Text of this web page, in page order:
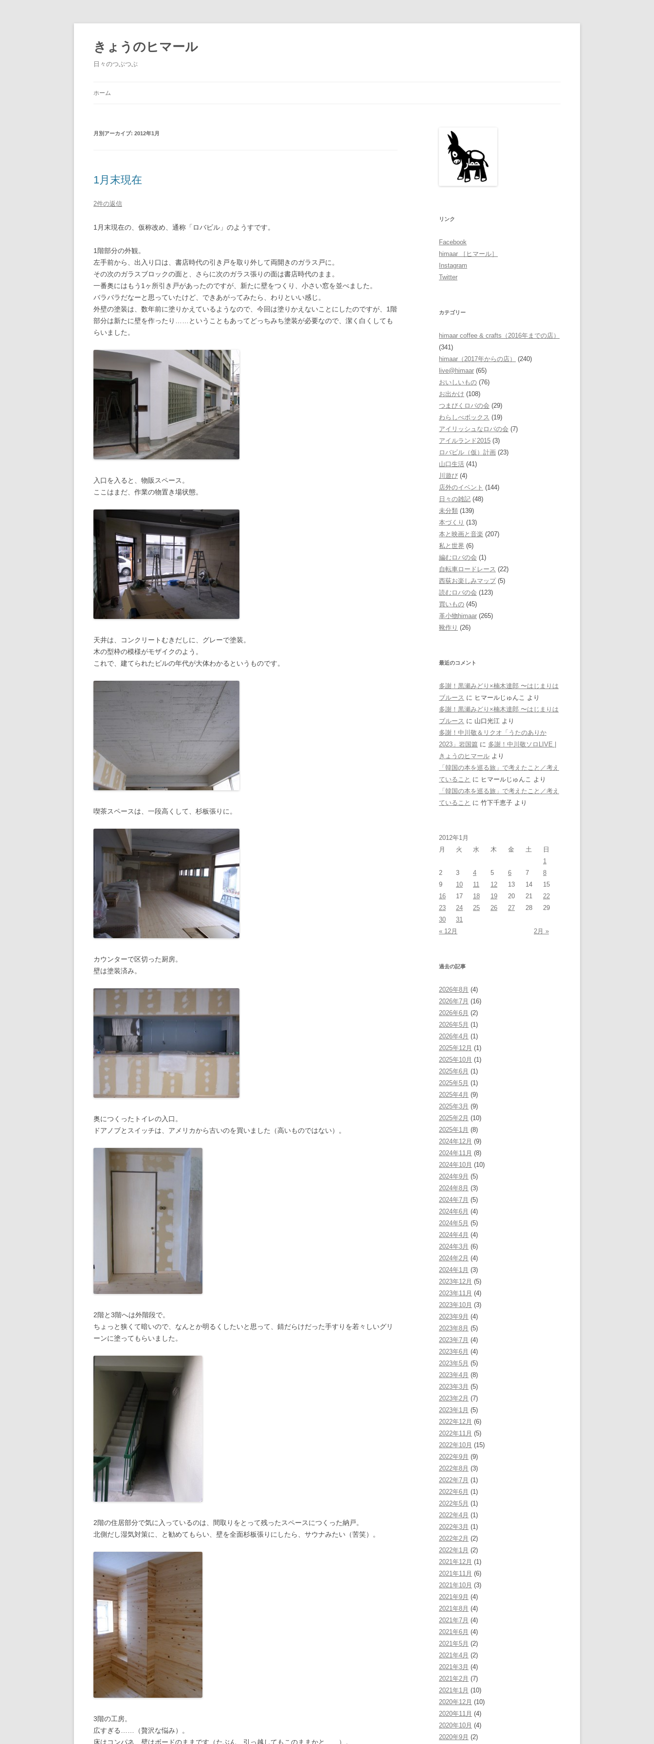
きょうのヒマール
日々のつぶつぶ
ホーム
月別アーカイブ: 2012年1月
1月末現在
2件の返信
1月末現在の、仮称改め、通称「ロバビル」のようすです。
1階部分の外観。
左手前から、出入り口は、書店時代の引き戸を取り外して両開きのガラス戸に。
その次のガラスブロックの面と、さらに次のガラス張りの面は書店時代のまま。
一番奥にはもう1ヶ所引き戸があったのですが、新たに壁をつくり、小さい窓を並べました。
バラバラだなーと思っていたけど、できあがってみたら、わりといい感じ。
外壁の塗装は、数年前に塗りかえているようなので、今回は塗りかえないことにしたのですが、1階
部分は新たに壁を作ったり……ということもあってどっちみち塗装が必要なので、潔く白くしても
らいました。
入口を入ると、物販スペース。
ここはまだ、作業の物置き場状態。
天井は、コンクリートむきだしに、グレーで塗装。
木の型枠の模様がモザイクのよう。
これで、建てられたビルの年代が大体わかるというものです。
喫茶スペースは、一段高くして、杉板張りに。
カウンターで区切った厨房。
壁は塗装済み。
奥につくったトイレの入口。
ドアノブとスイッチは、アメリカから古いのを買いました（高いものではない）。
2階と3階へは外階段で。
ちょっと狭くて暗いので、なんとか明るくしたいと思って、錆だらけだった手すりを若々しいグリ
ーンに塗ってもらいました。
2階の住居部分で気に入っているのは、間取りをとって残ったスペースにつくった納戸。
北側だし湿気対策に、と勧めてもらい、壁を全面杉板張りにしたら、サウナみたい（苦笑）。
3階の工房。
広すぎる……（贅沢な悩み）。
床はコンパネ、壁はボードのままです（たぶん、引っ越してもこのままかと……）。
リンク
Facebook
himaar ［ヒマール］
Instagram
Twitter
カテゴリー
himaar coffee & crafts（2016年までの店）
(341)
himaar（2017年からの店）
(240)
live@himaar (65)
おいしいもの (76)
お出かけ (108)
つまびくロバの会 (29)
わらしべボックス (19)
アイリッシュなロバの会 (7)
アイルランド2015 (3)
ロバビル（仮）計画 (23)
山口生活 (41)
川遊び (4)
店外のイベント (144)
日々の雑記 (48)
未分類 (139)
本づくり (13)
本と映画と音楽 (207)
私と世界 (6)
編むロバの会 (1)
自転車ロードレース (22)
西荻お楽しみマップ(5)
読むロバの会 (123)
買いもの (45)
革小物himaar (265)
靴作り (26)
最近のコメント
多謝！黒瀬みどり×楠木達郎 〜はじまりは
ブルース に ヒマールじゅんこ より
多謝！黒瀬みどり×楠木達郎 〜はじまりは
ブルース に 山口光江 より
多謝！中川敬＆リクオ「うたのありか
2023」岩国篇 に 多謝！中川敬ソロLIVE |
きょうのヒマール より
「韓国の本を巡る旅」で考えたこと／考え
ていること に ヒマールじゅんこ より
「韓国の本を巡る旅」で考えたこと／考え
ていること に 竹下千恵子 より
2012年1月
月
火 水 木 金 土
日
1
2
3 4 5 6 7
8
9
10 11 12 13 14
15
16
17 18 19 20 21
22
23
24 25 26 27 28
29
30
31
« 12月
2月 »
過去の記事
2026年8月 (4)
2026年7月 (16)
2026年6月 (2)
2026年5月 (1)
2026年4月 (1)
2025年12月 (1)
2025年10月 (1)
2025年6月 (1)
2025年5月 (1)
2025年4月 (9)
2025年3月 (9)
2025年2月 (10)
2025年1月 (8)
2024年12月 (9)
2024年11月 (8)
2024年10月 (10)
2024年9月 (5)
2024年8月 (3)
2024年7月 (5)
2024年6月 (4)
2024年5月 (5)
2024年4月 (4)
2024年3月 (6)
2024年2月 (4)
2024年1月 (3)
2023年12月 (5)
2023年11月 (4)
2023年10月 (3)
2023年9月 (4)
2023年8月 (5)
2023年7月 (4)
2023年6月 (4)
2023年5月 (5)
2023年4月 (8)
2023年3月 (5)
2023年2月 (7)
2023年1月 (5)
2022年12月 (6)
2022年11月 (5)
2022年10月 (15)
2022年9月 (9)
2022年8月 (3)
2022年7月 (1)
2022年6月 (1)
2022年5月 (1)
2022年4月 (1)
2022年3月 (1)
2022年2月 (2)
2022年1月 (2)
2021年12月 (1)
2021年11月 (6)
2021年10月 (3)
2021年9月 (4)
2021年8月 (4)
2021年7月 (4)
2021年6月 (4)
2021年5月 (2)
2021年4月 (2)
2021年3月 (4)
2021年2月 (7)
2021年1月 (10)
2020年12月 (10)
2020年11月 (4)
2020年10月 (4)
2020年9月 (2)